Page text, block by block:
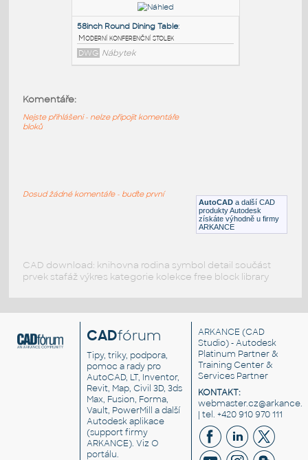
Konferencni stul Simona
Stůl konferenční sklo-kov
DWG Nábytek
DWG Nábytek
DWG Nábytek AutoCAD a další CAD
produkty Autodesk
získáte výhodně u firmy
ARKANCE
Komentáře:
Nejste přihlášeni - nelze připojit komentáře
bloků
Dosud žádné komentáře - buďte první
CAD download: knihovna rodina symbol detail součást
prvek stafáž výkres kategorie kolekce free block library
CADfórum
Tipy, triky, podpora,
pomoc a rady pro
AutoCAD, LT, Inventor,
Revit, Map, Civil 3D, 3ds
Max, Fusion, Forma,
Vault, PowerMill a další
Autodesk aplikace
(support firmy
ARKANCE). VizO
portálu.
ARKANCE (CAD
Studio) - Autodesk
Platinum Partner &
Training Center &
Services Partner
KONTAKT:
| tel. +420 910 970 111